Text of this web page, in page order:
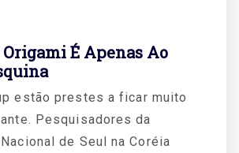
É Apenas Ao
estão prestes a ficar muito
Pesquisadores da
de Seul na Coréia